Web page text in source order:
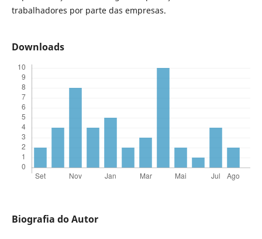
trabalhadores por parte das empresas.
Downloads
Biografia do Autor